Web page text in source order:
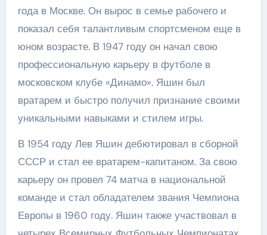
года в Москве. Он вырос в семье рабочего и
показал себя талантливым спортсменом еще в
юном возрасте. В 1947 году он начал свою
профессиональную карьеру в футболе в
московском клубе «Динамо». Яшин был
вратарем и быстро получил признание своими
уникальными навыками и стилем игры.
В 1954 году Лев Яшин дебютировал в сборной
СССР и стал ее вратарем-капитаном. За свою
карьеру он провел 74 матча в национальной
команде и стал обладателем звания Чемпиона
Европы в 1960 году. Яшин также участвовал в